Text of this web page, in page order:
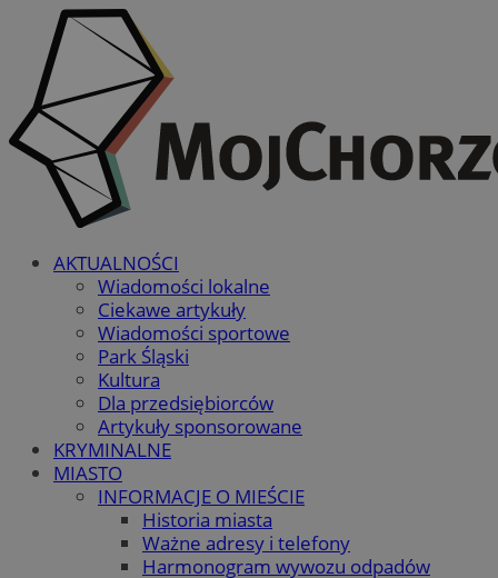
AKTUALNOŚCI
Wiadomości lokalne
Ciekawe artykuły
Wiadomości sportowe
Park Śląski
Kultura
Dla przedsiębiorców
Artykuły sponsorowane
KRYMINALNE
MIASTO
INFORMACJE O MIEŚCIE
Historia miasta
Ważne adresy i telefony
Harmonogram wywozu odpadów